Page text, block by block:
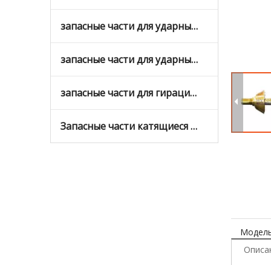
запасные части для ударных дробилок
запасные части для ударных дробилок с вертикальным валом
запасные части для гирационных дробилок
Запасные части катящиеся мельницы